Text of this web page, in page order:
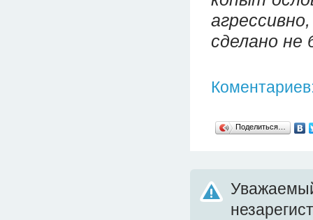
сделано не
Поделиться…